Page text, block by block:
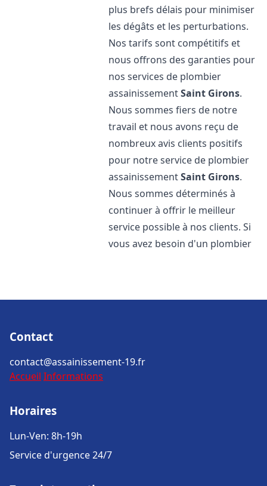
plus brefs délais pour minimiser
les dégâts et les perturbations.
Nos tarifs sont compétitifs et
nous offrons des garanties pour
nos services de plombier
assainissementSaint Girons.
Nous sommes fiers de notre
travail et nous avons reçu de
nombreux avis clients positifs
pour notre service de plombier
assainissementSaint Girons.
Nous sommes déterminés à
continuer à offrir le meilleur
service possible à nos clients. Si
vous avez besoin d'un plombier
Contact
contact@assainissement-19.fr
Accueil Informations
Horaires
Lun-Ven: 8h-19h
Service d'urgence 24/7